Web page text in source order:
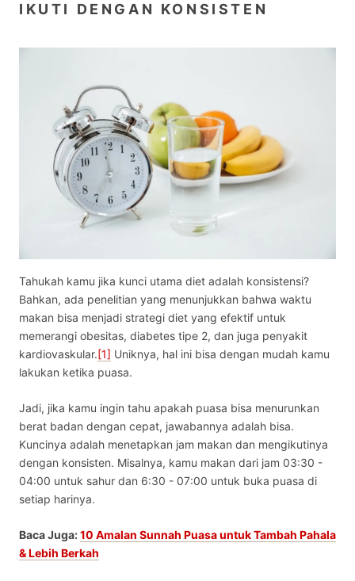
IKUTI DENGAN KONSISTEN
Tahukah kamu jika kunci utama diet adalah konsistensi?
Bahkan, ada penelitian yang menunjukkan bahwa waktu
makan bisa menjadi strategi diet yang efektif untuk
memerangi obesitas, diabetes tipe 2, dan juga penyakit
kardiovaskular.[1] Uniknya, hal ini bisa dengan mudah kamu
lakukan ketika puasa.
Jadi, jika kamu ingin tahu apakah puasa bisa menurunkan
berat badan dengan cepat, jawabannya adalah bisa.
Kuncinya adalah menetapkan jam makan dan mengikutinya
dengan konsisten. Misalnya, kamu makan dari jam 03:30 -
04:00 untuk sahur dan 6:30 - 07:00 untuk buka puasa di
setiap harinya.
Baca Juga:10 Amalan Sunnah Puasa untuk Tambah Pahala
& Lebih Berkah